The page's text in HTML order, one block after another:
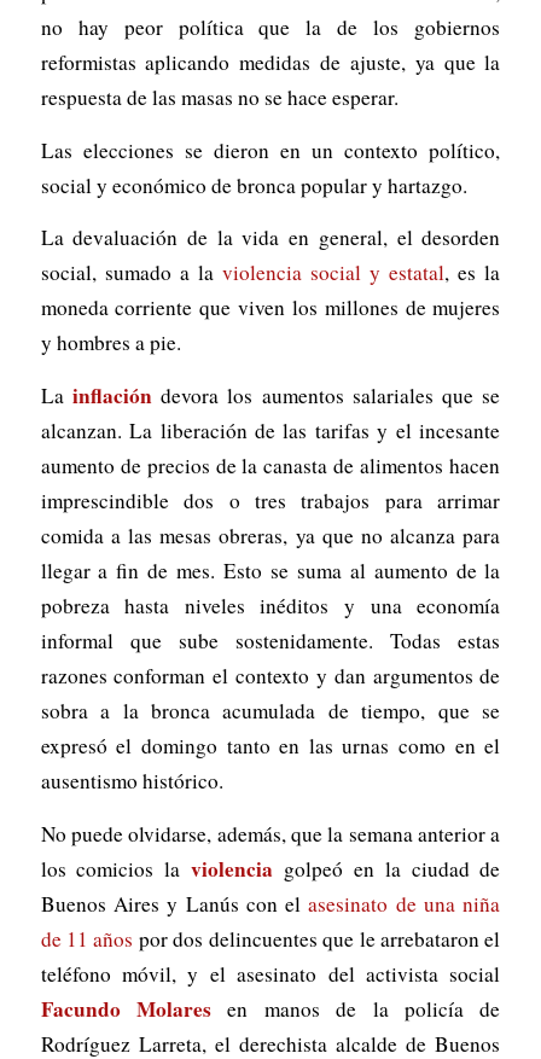
no hay peor política que la de los gobiernos
reformistas aplicando medidas de ajuste, ya que la
respuesta de las masas no se hace esperar.
Las elecciones se dieron en un contexto político,
social y económico de bronca popular y hartazgo.
La devaluación de la vida en general, el desorden
social, sumado a la violencia social y estatal, es la
moneda corriente que viven los millones de mujeres
y hombres a pie.
La inflacióndevora los aumentos salariales que se
alcanzan. La liberación de las tarifas y el incesante
aumento de precios de la canasta de alimentos hacen
imprescindible dos o tres trabajos para arrimar
comida a las mesas obreras, ya que no alcanza para
llegar a fin de mes. Esto se suma al aumento de la
pobreza hasta niveles inéditos y una economía
informal que sube sostenidamente. Todas estas
razones conforman el contexto y dan argumentos de
sobra a la bronca acumulada de tiempo, que se
expresó el domingo tanto en las urnas como en el
ausentismo histórico.
No puede olvidarse, además, que la semana anterior a
los comicios laviolencia golpeó en la ciudad de
Buenos Aires y Lanús con elasesinato de una niña
de 11 años por dos delincuentes que le arrebataron el
teléfono móvil, y el asesinato del activista social
Facundo Molares en manos de la policía de
Rodríguez Larreta, el derechista alcalde de Buenos